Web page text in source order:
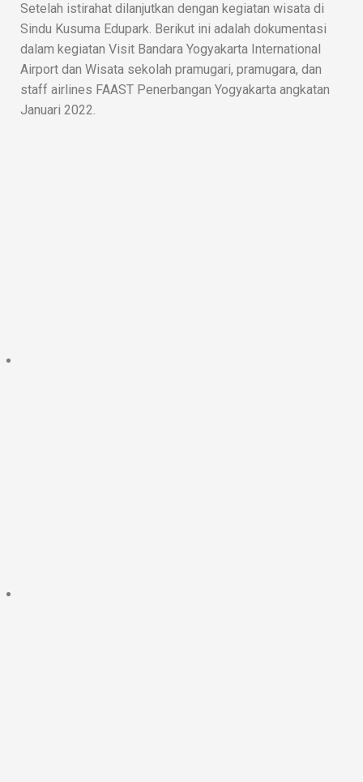
Setelah istirahat dilanjutkan dengan kegiatan wisata di
Sindu Kusuma Edupark. Berikut ini adalah dokumentasi
dalam kegiatan Visit Bandara Yogyakarta International
Airport dan Wisata sekolah pramugari, pramugara, dan
staff airlines FAAST Penerbangan Yogyakarta angkatan
Januari 2022.